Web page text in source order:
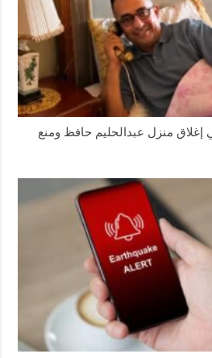
منزل عبدالحليم حافظ ومنع